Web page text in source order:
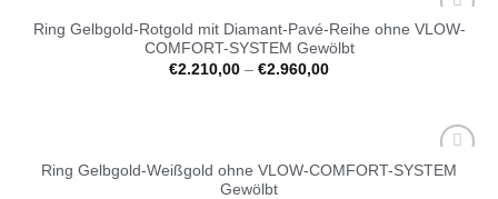
Auf die
Ring Gelbgold-Rotgold mit Diamant-Pavé-Reihe ohne VLOW-
COMFORT-SYSTEM Gewölbt
€2.210,00 – €2.960,00
Auf die
Ring Gelbgold-Weißgold ohne VLOW-COMFORT-SYSTEM
Gewölbt